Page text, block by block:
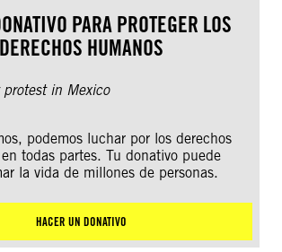
PARA PROTEGER LOS
DERECHOS HUMANOS
podemos luchar por los derechos
todas partes. Tu donativo puede
la vida de millones de personas.
HACER UN DONATIVO